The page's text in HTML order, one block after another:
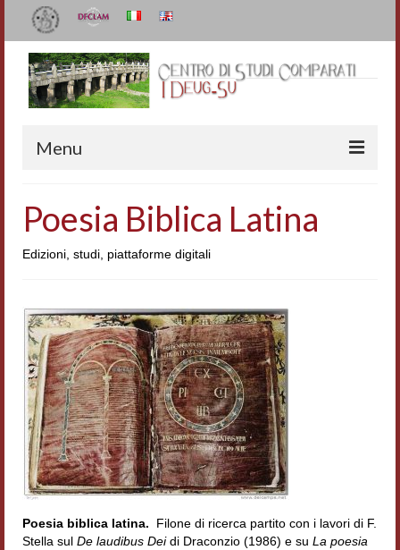
Menu
Organizzazione e contatti
I Deug-Su
Statuto
Relazioni sulle attività
Accordi di cooperazione
Ricerca
Cultura coreana
Koreanische Literatur und Kultur
Poesia Biblica Latina
Edizioni, studi, piattaforme digitali
Poesia biblica latina. Filone di ricerca partito con i lavori di F.
Stella sul De laudibus Deidi Draconzio (1986) e su La poesia